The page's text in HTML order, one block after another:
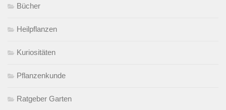
Bücher
Heilpflanzen
Kuriositäten
Pflanzenkunde
Ratgeber Garten